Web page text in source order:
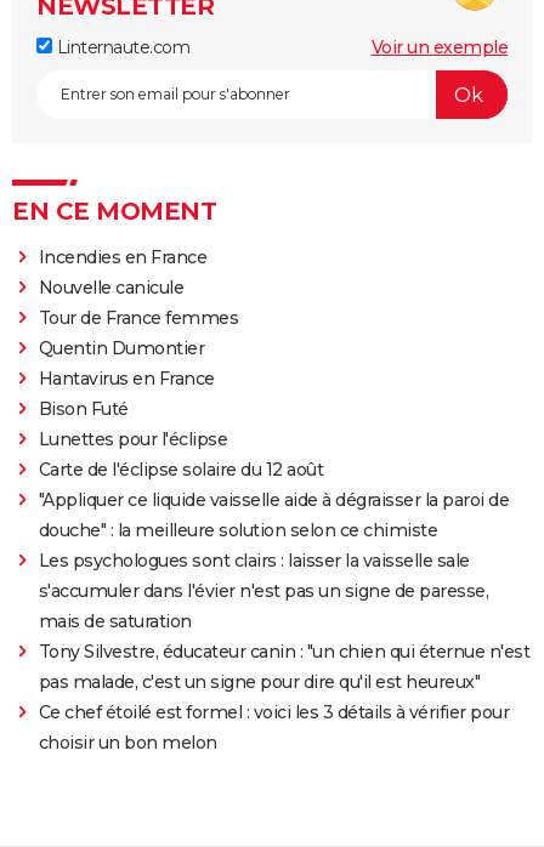
NEWSLETTER
Linternaute.com Voir un exemple
EN CE MOMENT
Incendies en France
Nouvelle canicule
Tour de France femmes
Quentin Dumontier
Hantavirus en France
Bison Futé
Lunettes pour l'éclipse
Carte de l'éclipse solaire du 12 août
"Appliquer ce liquide vaisselle aide à dégraisser la paroi de
douche" : la meilleure solution selon ce chimiste
Les psychologues sont clairs : laisser la vaisselle sale
s'accumuler dans l'évier n'est pas un signe de paresse,
mais de saturation
Tony Silvestre, éducateur canin : "un chien qui éternue n'est
pas malade, c'est un signe pour dire qu'il est heureux"
Ce chef étoilé est formel : voici les 3 détails à vérifier pour
choisir un bon melon